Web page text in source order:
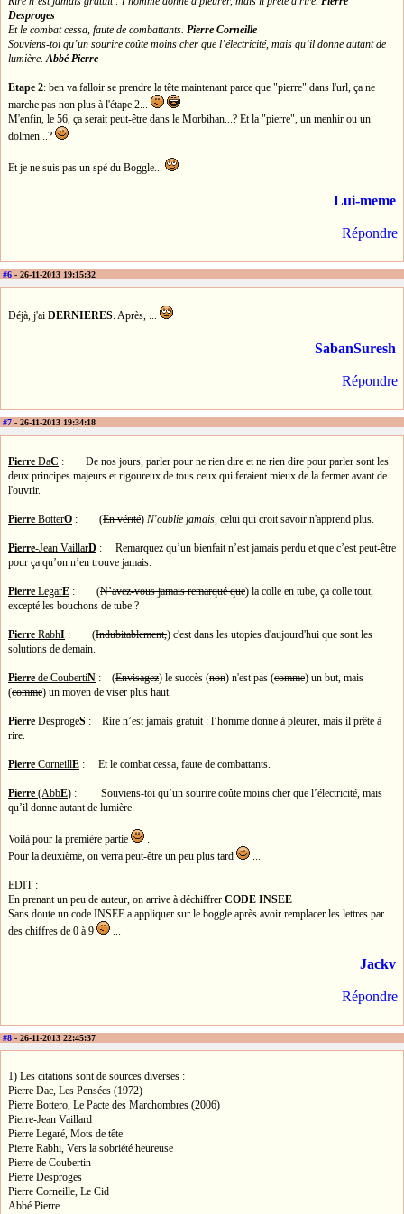
Desproges
Et le combat cessa, faute de combattants. Pierre Corneille
Souviens-toi qu’un sourire coûte moins cher que l’électricité, mais qu’il donne autant de
lumière. Abbé Pierre
Etape 2: ben va falloir se prendre la tête maintenant parce que "pierre" dans l'url, ça ne
marche pas non plus à l'étape 2...
M'enfin, le 56, ça serait peut-être dans le Morbihan...? Et la "pierre", un menhir ou un
dolmen...?
Et je ne suis pas un spé du Boggle...
Lui-meme
Répondre
#6 - 26-11-2013 19:15:32
Déjà, j'ai DERNIERES. Après, ...
SabanSuresh
Répondre
#7 - 26-11-2013 19:34:18
Pierre DaC : De nos jours, parler pour ne rien dire et ne rien dire pour parler sont les
deux principes majeurs et rigoureux de tous ceux qui feraient mieux de la fermer avant de
l'ouvrir.
Pierre BotterO : (En vérité) N'oublie jamais , celui qui croit savoir n'apprend plus.
Pierre-Jean VaillarD : Remarquez qu’un bienfait n’est jamais perdu et que c’est peut-être
pour ça qu’on n’en trouve jamais.
Pierre LegarE : (N’avez-vous jamais remarqué que) la colle en tube, ça colle tout,
excepté les bouchons de tube ?
Pierre RabhI : (Indubitablement,) c'est dans les utopies d'aujourd'hui que sont les
solutions de demain.
Pierre de CoubertiN : (Envisagez) le succès (non) n'est pas (comme) un but, mais
(comme) un moyen de viser plus haut.
Pierre DesprogeS : Rire n’est jamais gratuit : l’homme donne à pleurer, mais il prête à
rire.
Pierre CorneillE : Et le combat cessa, faute de combattants.
Pierre (AbbE) : Souviens-toi qu’un sourire coûte moins cher que l’électricité, mais
qu’il donne autant de lumière.
Voilà pour la première partie
Pour la deuxième, on verra peut-être un peu plus tard
EDIT:
En prenant un peu de auteur, on arrive à déchiffrer CODE INSEE
Sans doute un code INSEE a appliquer sur le boggle après avoir remplacer les lettres par
des chiffres de 0 à 9
Jackv
Répondre
#8 - 26-11-2013 22:45:37
1) Les citations sont de sources diverses :
Pierre Dac, Les Pensées (1972)
Pierre Bottero, Le Pacte des Marchombres (2006)
Pierre-Jean Vaillard
Pierre Legaré, Mots de tête
Pierre Rabhi, Vers la sobriété heureuse
Pierre de Coubertin
Pierre Desproges
Pierre Corneille, Le Cid
Abbé Pierre